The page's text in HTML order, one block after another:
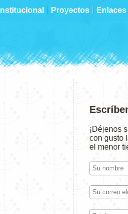
Institucional Proyectos Enlaces
¡Déjenos
con gusto
el menor